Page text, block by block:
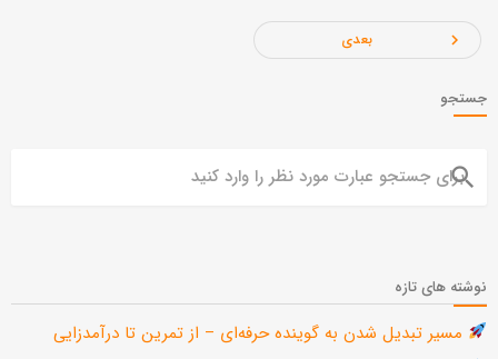
بعدی navigate_next
جستجو
search
نوشته های تازه
مسیر تبدیل شدن به گوینده حرفه‌ای – از تمرین تا درآمدزایی